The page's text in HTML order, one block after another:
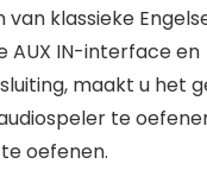
klassieke
AUX IN-interface en
maakt u het
te
oefenen.